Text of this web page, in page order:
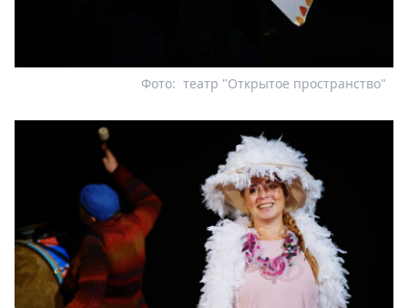
театр "Открытое пространство"
Фото: